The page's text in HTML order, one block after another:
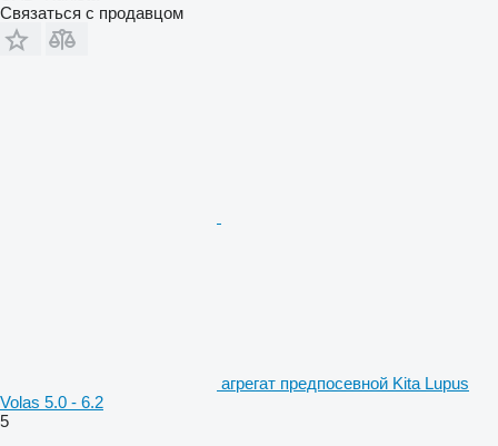
Связаться с продавцом
агрегат предпосевной Kita Lupus
Volas 5.0 - 6.2
5